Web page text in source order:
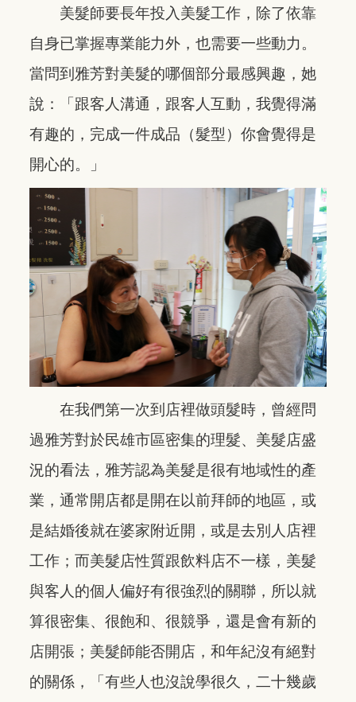
美髮師要長年投入美髮工作，除了依靠
自身已掌握專業能力外，也需要一些動力。
當問到雅芳對美髮的哪個部分最感興趣，她
說：「跟客人溝通，跟客人互動，我覺得滿
有趣的，完成一件成品（髮型）你會覺得是
開心的。」
在我們第一次到店裡做頭髮時，曾經問
過雅芳對於民雄市區密集的理髮、美髮店盛
況的看法，雅芳認為美髮是很有地域性的產
業，通常開店都是開在以前拜師的地區，或
是結婚後就在婆家附近開，或是去別人店裡
工作；而美髮店性質跟飲料店不一樣，美髮
與客人的個人偏好有很強烈的關聯，所以就
算很密集、很飽和、很競爭，還是會有新的
店開張；美髮師能否開店，和年紀沒有絕對
的關係，「有些人也沒說學很久，二十幾歲